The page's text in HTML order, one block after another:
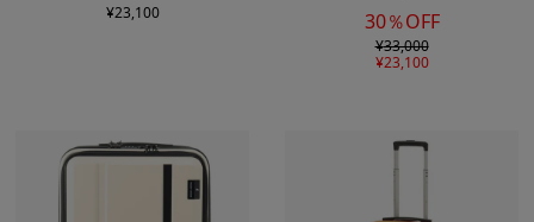
¥23,100 30％OFF
¥33,000
¥23,100